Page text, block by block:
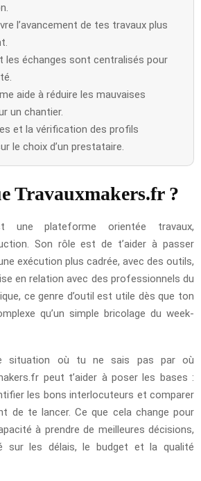
l’avancement de tes travaux plus
les échanges sont centralisés pour
aide à réduire les mauvaises
un chantier.
et la vérification des profils
le choix d’un prestataire.
Travauxmakers.fr ?
une plateforme orientée travaux,
Son rôle est de t’aider à passer
exécution plus cadrée, avec des outils,
en relation avec des professionnels du
ce genre d’outil est utile dès que ton
qu’un simple bricolage du week-
situation où tu ne sais pas par où
peut t’aider à poser les bases :
les bons interlocuteurs et comparer
de te lancer. Ce que cela change pour
à prendre de meilleures décisions,
sur les délais, le budget et la qualité